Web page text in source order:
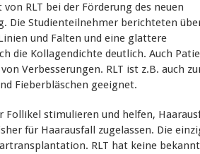
RLT bei der Förderung des neuen
Die Studienteilnehmer berichteten
und Falten und eine glattere
die Kollagendichte deutlich. Auch
Verbesserungen. RLT ist z.B. auch
Fieberbläschen geeignet.
Follikel stimulieren und helfen,
für Haarausfall zugelassen. Die
RLT hat keine